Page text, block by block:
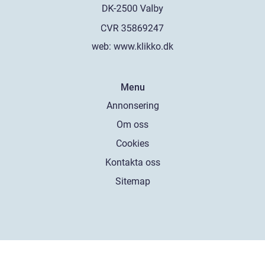
web: www.klikko.dk
Menu
Annonsering
Om oss
Cookies
Kontakta oss
Sitemap